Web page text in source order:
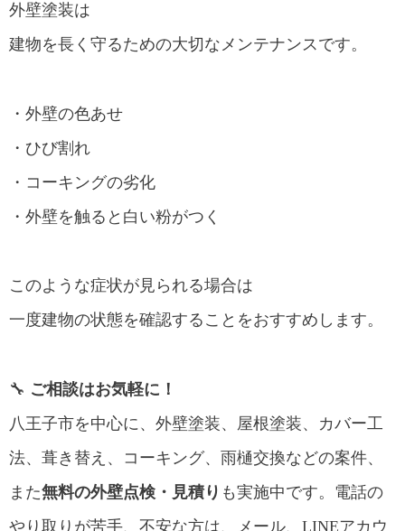
外壁塗装は
建物を長く守るための大切なメンテナンスです。
・外壁の色あせ
・ひび割れ
・コーキングの劣化
・外壁を触ると白い粉がつく
このような症状が見られる場合は
一度建物の状態を確認することをおすすめします。
🔧 ご相談はお気軽に！
八王子市を中心に、外壁塗装、屋根塗装、カバー工
法、葺き替え、コーキング、雨樋交換などの案件、
また無料の外壁点検・見積り も実施中です。電話の
やり取りが苦手、不安な方は、メール、LINEアカウ